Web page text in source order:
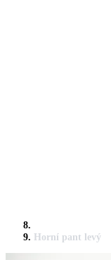
Horní pant levý